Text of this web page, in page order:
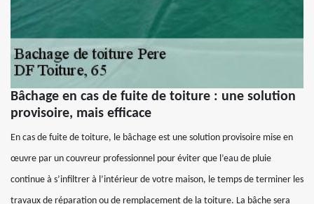
Bâchage en cas de fuite de toiture : une solution
provisoire, mais efficace
En cas de fuite de toiture, le bâchage est une solution provisoire mise en
œuvre par un couvreur professionnel pour éviter que l’eau de pluie
continue à s’infiltrer à l’intérieur de votre maison, le temps de terminer les
travaux de réparation ou de remplacement de la toiture. La bâche sera